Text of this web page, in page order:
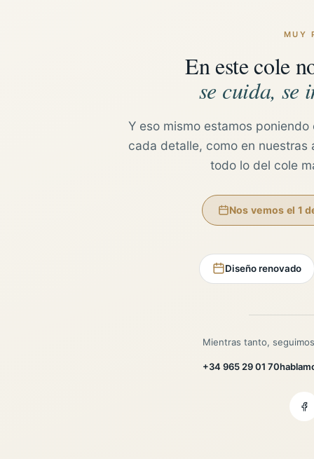
MUY
En este cole
se cuida, se
Y eso mismo estamos
cada detalle, como en nuestras
todo lo del cole
Nos vemos el 1
Diseño renovado
Mientras tanto,
+34 965 29 01 70